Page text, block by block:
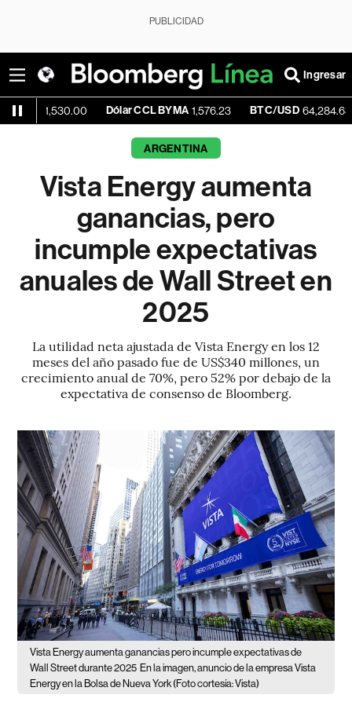
PUBLICIDAD
Ingresar
Dólar CCL BYMA 1,576.23 BTC/USD 64,284.63 -0.17%
ARGENTINA
Vista Energy aumenta
ganancias, pero
incumple expectativas
anuales de Wall Street en
2025
La utilidad neta ajustada de Vista Energy en los 12
meses del año pasado fue de US$340 millones, un
crecimiento anual de 70%, pero 52% por debajo de la
expectativa de consenso de Bloomberg.
Vista Energy aumenta ganancias pero incumple expectativas de
Wall Street durante 2025 En la imagen, anuncio de la empresa Vista
Energy en la Bolsa de Nueva York (Foto cortesía: Vista)